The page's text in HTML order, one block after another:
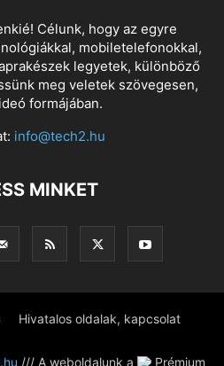
Célunk, hogy az egyre
mobiletelefonokkal,
legyetek, különböző
meg veletek szövegesen,
formájában.
info@tech2.hu
MINKET
Hivatalos oldalak, kapcsolat
/// A weboldalunk a Prémium